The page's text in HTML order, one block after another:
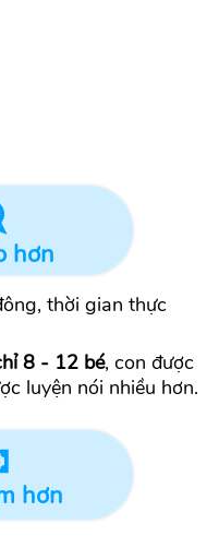
hơn
thời gian thực
8 - 12 bé, con được
luyện nói nhiều hơn.
hơn